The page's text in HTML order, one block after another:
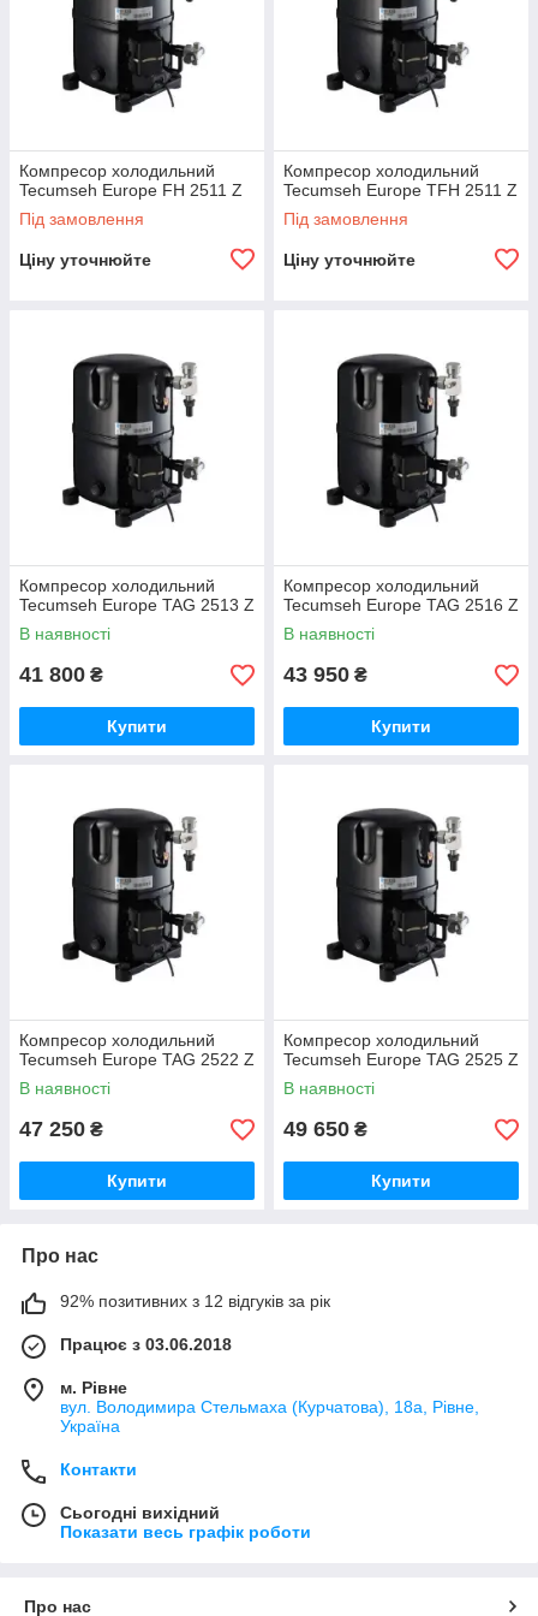
Компресор холодильний
Tecumseh Europe FH 2511 Z
Під замовлення
Ціну уточнюйте
Компресор холодильний
Tecumseh Europe TFH 2511 Z
Під замовлення
Ціну уточнюйте
Компресор холодильний
Tecumseh Europe TAG 2513 Z
В наявності
41 800 ₴
Купити
Компресор холодильний
Tecumseh Europe TAG 2516 Z
В наявності
43 950 ₴
Купити
Компресор холодильний
Tecumseh Europe TAG 2522 Z
В наявності
47 250 ₴
Купити
Компресор холодильний
Tecumseh Europe TAG 2525 Z
В наявності
49 650 ₴
Купити
Про нас
92% позитивних з 12 відгуків за рік
Працює з 03.06.2018
м. Рівне
вул. Володимира Стельмаха (Курчатова), 18а, Рівне,
Україна
Контакти
Сьогодні вихідний
Показати весь графік роботи
Про нас